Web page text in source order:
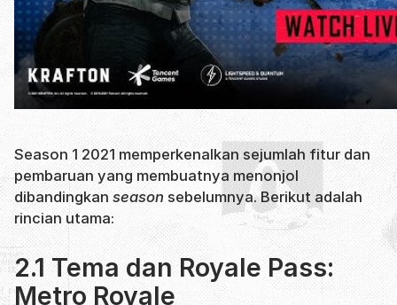
Season 1 2021 memperkenalkan sejumlah fitur dan
pembaruan yang membuatnya menonjol
dibandingkan season sebelumnya. Berikut adalah
rincian utama:
2.1 Tema dan Royale Pass:
Metro Royale